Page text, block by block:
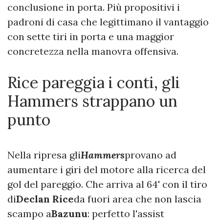
conclusione in porta. Più propositivi i
padroni di casa che legittimano il vantaggio
con sette tiri in porta e una maggior
concretezza nella manovra offensiva.
Rice pareggia i conti, gli
Hammers strappano un
punto
Nella ripresa gliHammersprovano ad
aumentare i giri del motore alla ricerca del
gol del pareggio. Che arriva al 64' con il tiro
diDeclan Riceda fuori area che non lascia
scampo aBazunu: perfetto l'assist